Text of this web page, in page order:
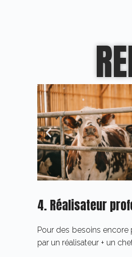
4. Réalisateur
Pour des besoins
par un réalisateur + un